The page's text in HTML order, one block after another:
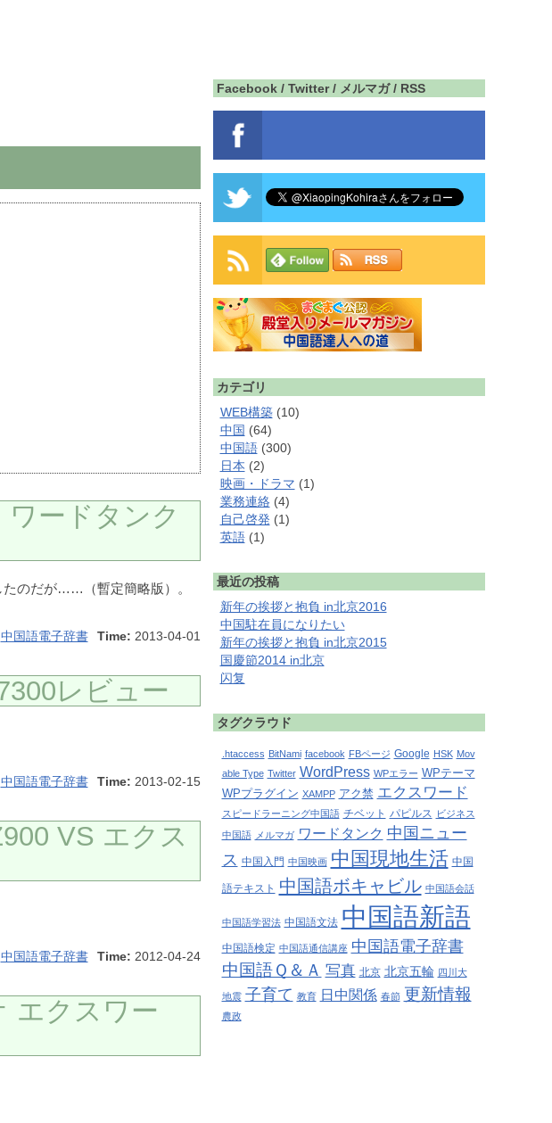
ードタンク
たのだが……（暫定簡略版）。
中国語電子辞書 Time: 2013-04-01
レビュー
中国語電子辞書 Time: 2013-02-15
VS エクス
中国語電子辞書 Time: 2012-04-24
エクスワー
Facebook / Twitter / メルマガ / RSS
カテゴリ
WEB構築(10)
中国 (64)
中国語(300)
日本 (2)
映画・ドラマ (1)
業務連絡(4)
自己啓発 (1)
英語(1)
最近の投稿
新年の挨拶と抱負 in北京2016
中国駐在員になりたい
新年の挨拶と抱負 in北京2015
国慶節2014 in北京
闪复
タグクラウド
.htaccess BitNami facebook FBページ Google HSK Mov
able Type Twitter WordPress WPエラー WPテーマ
WPプラグイン XAMPP アク禁 エクスワード
スピードラーニング中国語 チベット パピルス ビジネス
中国語
メルマガ ワードタンク 中国ニュー
ス 中国入門 中国映画 中国現地生活 中国
語テキスト 中国語ボキャビル 中国語会話
中国語学習法 中国語文法 中国語新語
中国語検定 中国語通信講座 中国語電子辞書
中国語Ｑ＆Ａ 写真 北京 北京五輪 四川大
地震 子育て 教育 日中関係 春節 更新情報
農政